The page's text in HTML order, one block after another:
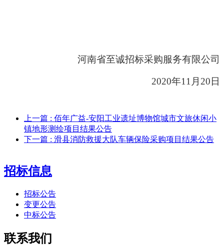
河南省至诚招标采购服务有限公司
2020年11 月 20 日
上一篇 : 佰年广益-安阳工业遗址博物馆城市文旅休闲小
镇地形测绘项目结果公告
下一篇 : 滑县消防救援大队车辆保险采购项目结果公告
招标信息
招标公告
变更公告
中标公告
联系我们